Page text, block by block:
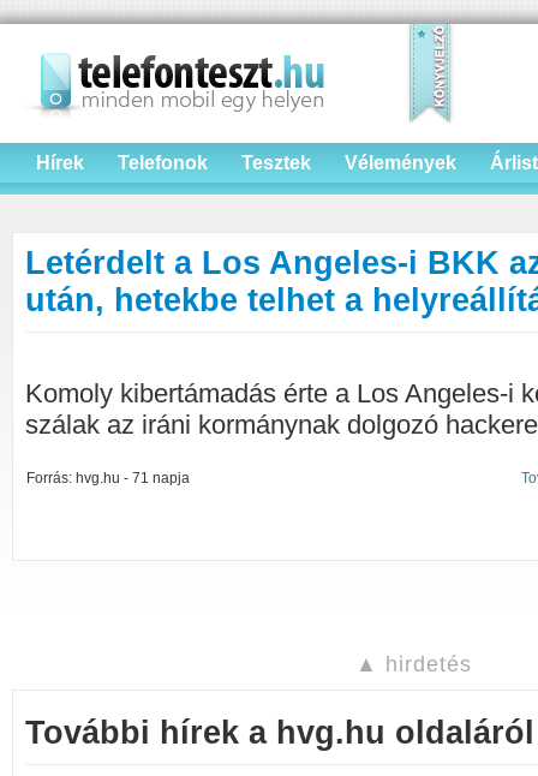
Hírek Telefonok Tesztek Vélemények
Letérdelt a Los Angeles-i BKK
után, hetekbe telhet a
Komoly kibertámadás érte a Los Angeles-i
szálak az iráni kormánynak dolgozó
Forrás: hvg.hu - 71 napja
▲ hirdetés
További hírek a hvg.hu oldaláról